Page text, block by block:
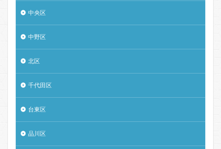
中央区
中野区
北区
千代田区
台東区
品川区